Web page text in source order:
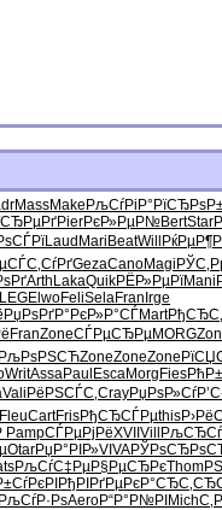
MassMake РљСѓРіР°
PierРєР»РµР№BertStar
Laud Mari BeatWill
СЃС‚СѓРґGezaCanoMagi
Arth LakaQuikРЁР»РµРїMani
ElwoFeliSelaFran Irge
РџРѕРґР° РєР»Р°СЃMart
FranZoneСЃРµСЂРµMORG
РљРѕРЅСЋZoneZoneZone
WritAssaPaul EscaMorg Fies
Vali РёРЅСЃС‚CrayРџРѕР»Сѓ
FleuCartFrisРђСЂСЃРµthis
PampСЃРµРјРёXVII Vill
OtarРџР°РІР»VIVAРЎРѕСЂРѕ
РљСѓС‡РµР§РµСЂРєThom
РђРІРґРµРєР°СЂС‚
РљСѓР·РѕAeroР“Р°Р№РІ Mich